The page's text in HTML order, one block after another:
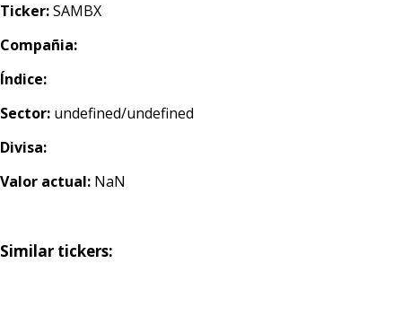
Ticker:SAMBX
Compañia:
Índice:
Sector: undefined/undefined
Divisa:
Valor actual: NaN
Similar tickers: